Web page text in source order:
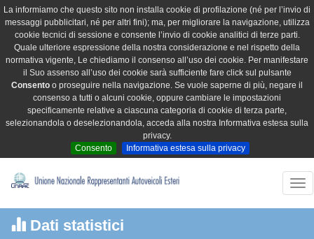
La informiamo che questo sito non installa cookie di profilazione (né per l’invio di
messaggi pubblicitari, né per altri fini); ma, per migliorare la navigazione, utilizza
cookie tecnici di sessione e consente l’invio di cookie analitici di terze parti.
Quale ulteriore espressione della nostra considerazione e nel rispetto della
normativa vigente, Le chiediamo il consenso all’uso dei cookie. Per manifestare
il Suo assenso all’uso dei cookie sarà sufficiente fare click sul pulsante
Consento o proseguire nella navigazione. Se vuole saperne di più, negare il
consenso a tutti o alcuni cookie, oppure cambiare le impostazioni
specificamente relative a ciascuna categoria di cookie di terza parte,
selezionandola o deselezionandola, acceda alla nostra Informativa estesa sulla
privacy.
Consento
Informativa estesa sulla privacy
Dati statistici